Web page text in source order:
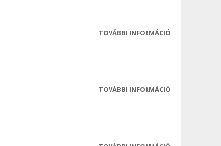
TOVÁBBI INFORMÁCIÓ
TOVÁBBI INFORMÁCIÓ